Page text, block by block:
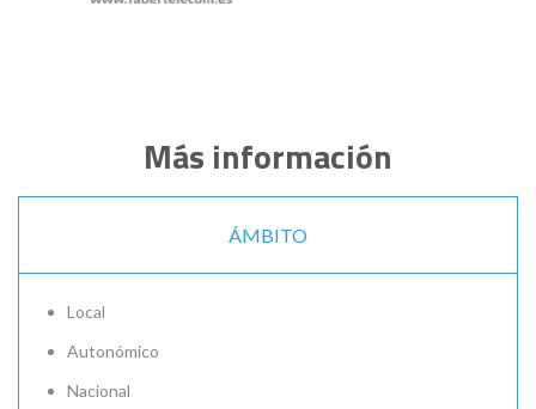
Más información
ÁMBITO
Local
Autonómico
Nacional